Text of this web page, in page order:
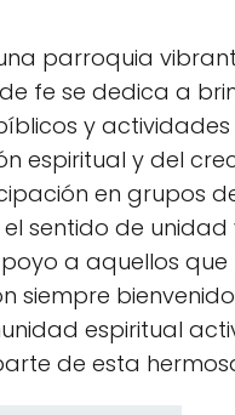
parroquia
fe se dedica a
y
espiritual y del
en grupos
sentido de
a aquellos
siempre
espiritual
de esta